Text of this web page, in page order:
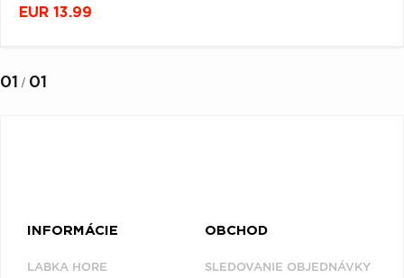
EUR 13.99
01 / 01
INFORMÁCIE
LABKA HORE
OBCHOD
SLEDOVANIE OBJEDNÁVKY